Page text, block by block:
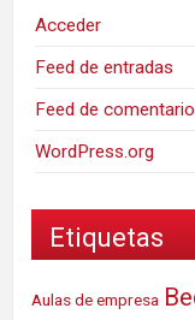
Acceder
Feed de entradas
Feed de
WordPress.org
Etiquetas
Aulas de empresa